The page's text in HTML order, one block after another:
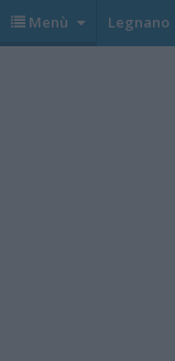
Menù Legnano